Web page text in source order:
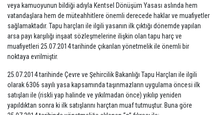
veya kamuoyunun bildiği adıyla Kentsel Dönüşüm Yasası aslında hem
vatandaşlara hem de müteahhitlere önemli derecede haklar ve muafiyetler
sağlamaktadır. Tapu harçları ile ilgili yasanın ilk çıktığı dönemde yapılan
arsa payı karşılığı inşaat sözleşmelerine ilişkin olan tapu harç ve
muafiyetleri 25.07.2014 tarihinde çıkarılan yönetmelik ile önemli bir
noktaya evrilmiştir.
25.07.2014 tarihinde Çevre ve Şehircilik Bakanlığı Tapu Harçları ile ilgili
olarak 6306 sayılı yasa kapsamında taşınmazların uygulama öncesi ilk
satışları ile (riskli yap halinde ve yıkılmadan önce) yıkılıp yeniden
yapıldıktan sonra ki ilk satışlarını harçtan muaf tutmuştur. Buna göre